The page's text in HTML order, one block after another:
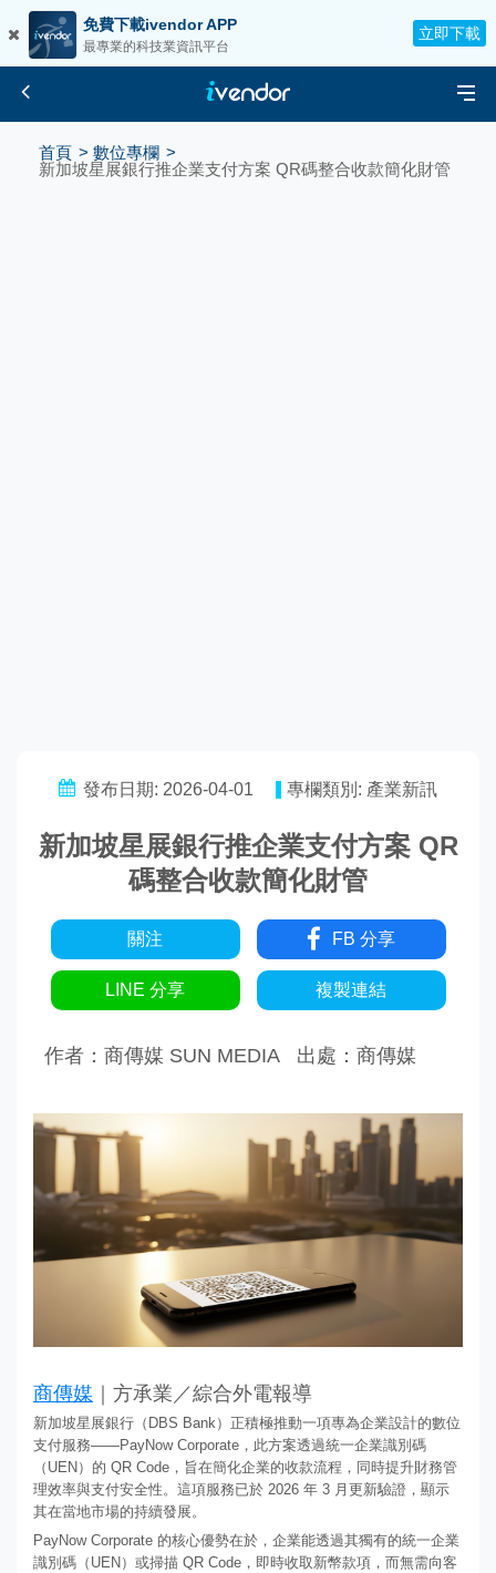
免費下載ivendor APP
最專業的科技業資訊平台
立即下載
首頁
數位專欄
新加坡星展銀行推企業支付方案 QR碼整合收款簡化財管
發布日期: 2026-04-01 專欄類別: 產業新訊
新加坡星展銀行推企業支付方案 QR
碼整合收款簡化財管
關注 FB 分享
LINE 分享 複製連結
作者：商傳媒 SUN MEDIA 出處：商傳媒
商傳媒 ｜方承業／綜合外電報導
新加坡星展銀行（DBS Bank）正積極推動一項專為企業設計的數位
支付服務——PayNow Corporate，此方案透過統一企業識別碼
（UEN）的 QR Code，旨在簡化企業的收款流程，同時提升財務管
理效率與支付安全性。這項服務已於 2026 年 3 月更新驗證，顯示
其在當地市場的持續發展。
PayNow Corporate 的核心優勢在於，企業能透過其獨有的統一企業
識別碼（UEN）或掃描 QR Code，即時收取新幣款項，而無需向客